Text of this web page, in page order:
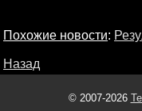
Похожие новости:
Назад
© 2007-2026